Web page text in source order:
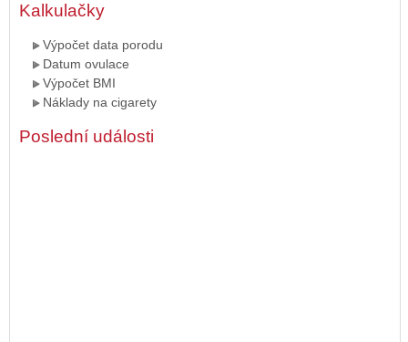
Kalkulačky
Výpočet data porodu
Datum ovulace
Výpočet BMI
Náklady na cigarety
Poslední události